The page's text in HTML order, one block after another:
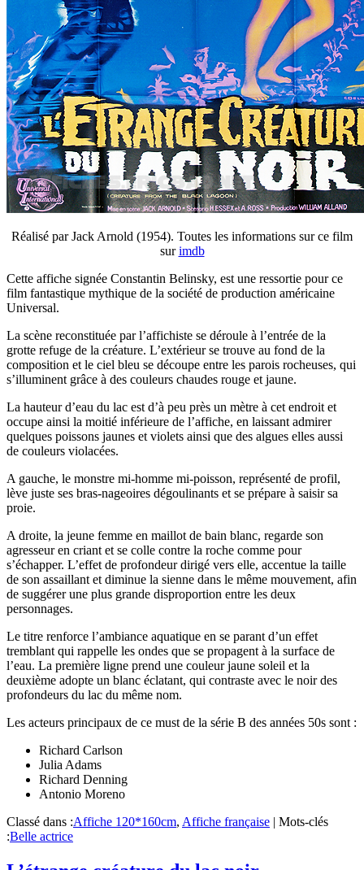
Réalisé par Jack Arnold (1954). Toutes les informations sur ce film
surimdb
Cette affiche signée Constantin Belinsky, est une ressortie pour ce
film fantastique mythique de la société de production américaine
Universal.
La scène reconstituée par l’affichiste se déroule à l’entrée de la
grotte refuge de la créature. L’extérieur se trouve au fond de la
composition et le ciel bleu se découpe entre les parois rocheuses, qui
s’illuminent grâce à des couleurs chaudes rouge et jaune.
La hauteur d’eau du lac est d’à peu près un mètre à cet endroit et
occupe ainsi la moitié inférieure de l’affiche, en laissant admirer
quelques poissons jaunes et violets ainsi que des algues elles aussi
de couleurs violacées.
A gauche, le monstre mi-homme mi-poisson, représenté de profil,
lève juste ses bras-nageoires dégoulinants et se prépare à saisir sa
proie.
A droite, la jeune femme en maillot de bain blanc, regarde son
agresseur en criant et se colle contre la roche comme pour
s’échapper. L’effet de profondeur dirigé vers elle, accentue la taille
de son assaillant et diminue la sienne dans le même mouvement, afin
de suggérer une plus grande disproportion entre les deux
personnages.
Le titre renforce l’ambiance aquatique en se parant d’un effet
tremblant qui rappelle les ondes que se propagent à la surface de
l’eau. La première ligne prend une couleur jaune soleil et la
deuxième adopte un blanc éclatant, qui contraste avec le noir des
profondeurs du lac du même nom.
Les acteurs principaux de ce must de la série B des années 50s sont :
Richard Carlson
Julia Adams
Richard Denning
Antonio Moreno
Classé dans :Affiche 120*160cm, Affiche française | Mots-clés
:Belle actrice